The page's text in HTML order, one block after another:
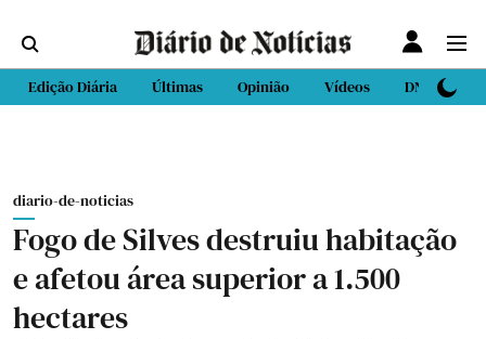
Edição Diária Últimas Opinião Vídeos DN Sport
diario-de-noticias
Fogo de Silves destruiu habitação
e afetou área superior a 1.500
hectares